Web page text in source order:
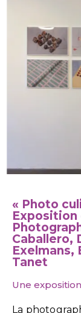
« Photo
Exposition
Caballero,
Exelmans,
Tanet
Une
La